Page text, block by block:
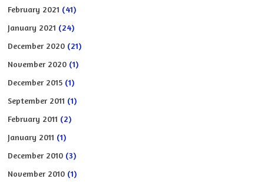
February 2021 (41)
January 2021 (24)
December 2020 (21)
November 2020 (1)
December 2015 (1)
September 2011 (1)
February 2011 (2)
January 2011 (1)
December 2010 (3)
November 2010 (1)